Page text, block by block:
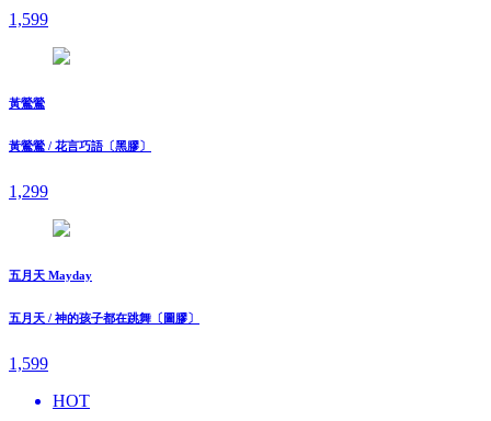
1,599
黃鶯鶯
黃鶯鶯 / 花言巧語〔黑膠〕
1,299
五月天 Mayday
五月天 / 神的孩子都在跳舞〔圖膠〕
1,599
HOT